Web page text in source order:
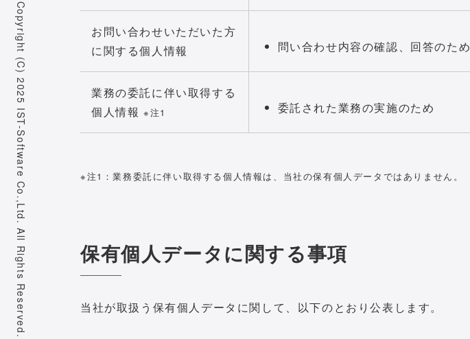
お問い合わせいただいた方
に関する個人情報
問い合わせ内容の確認、回答のため
業務の委託に伴い取得する
個人情報 ※注1 委託された業務の実施のため
※注1：業務委託に伴い取得する個人情報は、当社の保有個人データではありません。
保有個人データに関する事項
当社が取扱う保有個人データに関して、以下のとおり公表します。
Copyright (C) 2025 IST-Software Co.,Ltd. All Rights Reserved.